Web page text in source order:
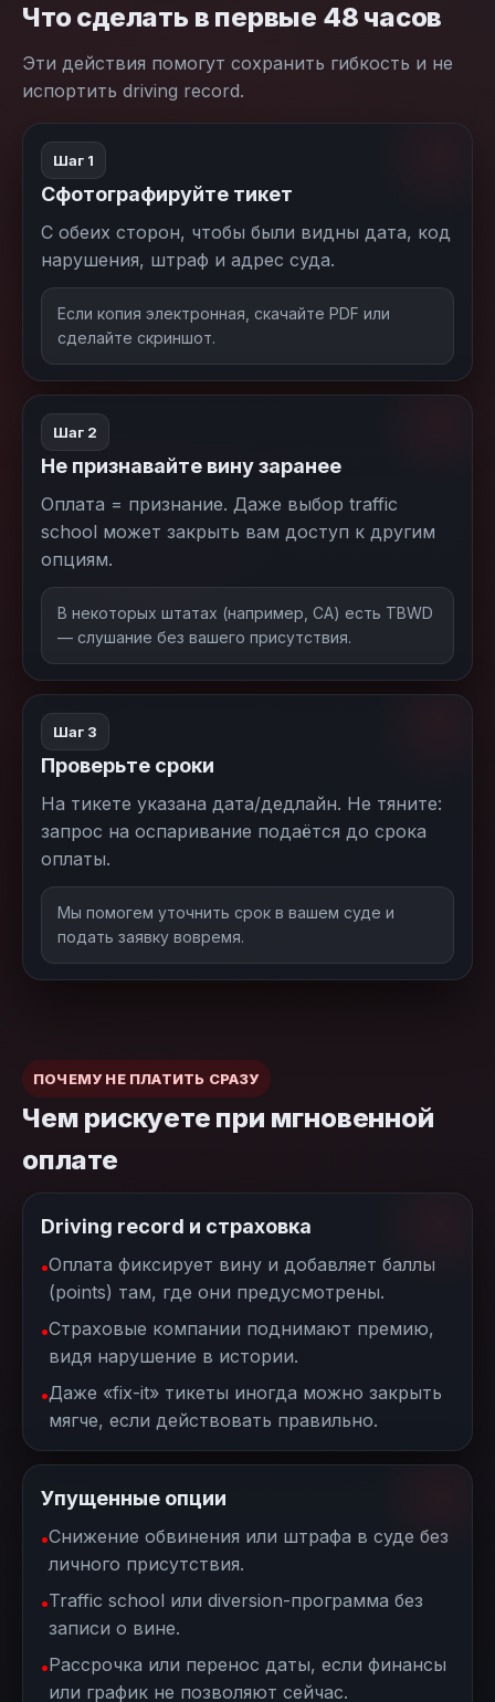
Что сделать в первые 48 часов
Эти действия помогут сохранить гибкость и не
испортить driving record.
Шаг 1
Сфотографируйте тикет
С обеих сторон, чтобы были видны дата, код
нарушения, штраф и адрес суда.
Если копия электронная, скачайте PDF или
сделайте скриншот.
Шаг 2
Не признавайте вину заранее
Оплата = признание. Даже выбор traffic
school может закрыть вам доступ к другим
опциям.
В некоторых штатах (например, CA) есть TBWD
— слушание без вашего присутствия.
Шаг 3
Проверьте сроки
На тикете указана дата/дедлайн. Не тяните:
запрос на оспаривание подаётся до срока
оплаты.
Мы помогем уточнить срок в вашем суде и
подать заявку вовремя.
ПОЧЕМУ НЕ ПЛАТИТЬ СРАЗУ
Чем рискуете при мгновенной
оплате
Driving record и страховка
Оплата фиксирует вину и добавляет баллы
(points) там, где они предусмотрены.
Страховые компании поднимают премию,
видя нарушение в истории.
Даже «fix-it» тикеты иногда можно закрыть
мягче, если действовать правильно.
Упущенные опции
Снижение обвинения или штрафа в суде без
личного присутствия.
Traffic school или diversion-программа без
записи о вине.
Рассрочка или перенос даты, если финансы
или график не позволяют сейчас.